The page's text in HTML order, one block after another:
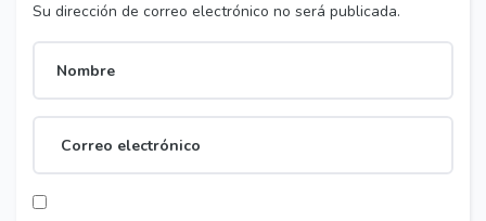
Su dirección de correo electrónico no será publicada.